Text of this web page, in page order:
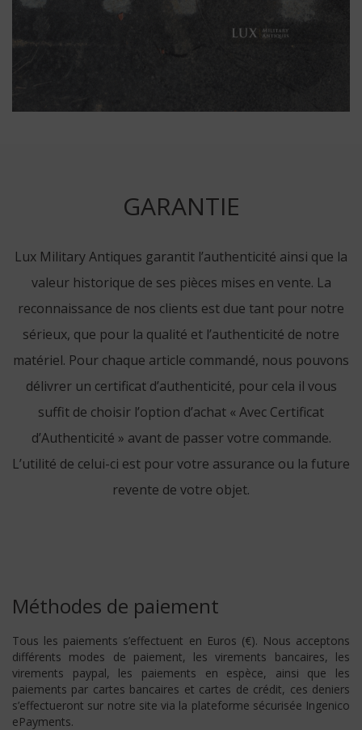
GARANTIE
Lux Military Antiques garantit l’authenticité ainsi que la
valeur historique de ses pièces mises en vente. La
reconnaissance de nos clients est due tant pour notre
sérieux, que pour la qualité et l’authenticité de notre
matériel. Pour chaque article commandé, nous pouvons
délivrer un certificat d’authenticité, pour cela il vous
suffit de choisir l’option d’achat « Avec Certificat
d’Authenticité » avant de passer votre commande.
L’utilité de celui-ci est pour votre assurance ou la future
revente de votre objet.
Méthodes de paiement
Tous les paiements s’effectuent en Euros (€). Nous acceptons
différents modes de paiement, les virements bancaires, les
virements paypal, les paiements en espèce, ainsi que les
paiements par cartes bancaires et cartes de crédit, ces deniers
s’effectueront sur notre site via la plateforme sécurisée Ingenico
ePayments.